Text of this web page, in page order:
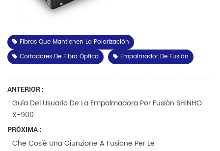
Fibras Que Mantienen La Polarización
Cortadores De Fibra Óptica
Empalmador De Fusión
ANTERIOR :
Guía Del Usuario De La Empalmadora Por Fusión SHINHO
X-900
PRÓXIMA :
Che Cos'è Una Giunzione A Fusione Per Le